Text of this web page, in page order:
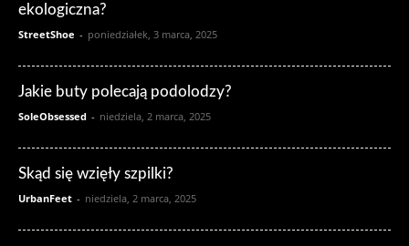
ekologiczna?
StreetShoe - poniedziałek, 3 marca, 2025
Jakie buty polecają podolodzy?
SoleObsessed - niedziela, 2 marca, 2025
Skąd się wzięły szpilki?
UrbanFeet - niedziela, 2 marca, 2025